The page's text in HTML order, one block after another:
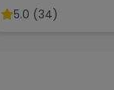
RS5.0 (34)